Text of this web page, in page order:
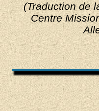
(Traduction de
Centre